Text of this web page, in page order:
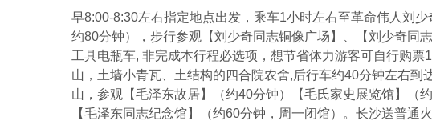
早8:00-8:30左右指定地点出发，乘车1小时左右至革命伟人刘
约80分钟），步行参观【刘少奇同志铜像广场】、【刘少奇同
工具电瓶车, 非完成本行程必选项，想节省体力游客可自行购
山，土墙小青瓦、土结构的四合院农舍,后行车约40分钟左右到
山，参观【毛泽东故居】（约40分钟）【毛氏家史展览馆】（
【毛泽东同志纪念馆】（约60分钟，周一闭馆）。长沙送普通